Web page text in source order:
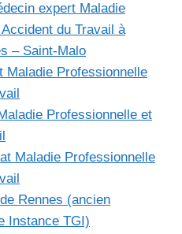
expert Maladie
du Travail à
– Saint-Malo
Maladie Professionnelle
Professionnelle et
Maladie Professionnelle
Rennes (ancien
Instance TGI)